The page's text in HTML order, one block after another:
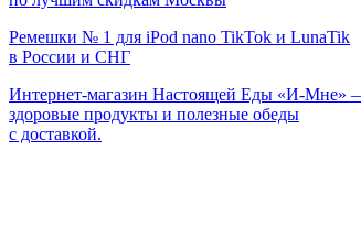
Ремешки № 1 для iPod nano TikTok и LunaTik
в России и СНГ
Интернет-магазин Настоящей Еды «И-Мне»
здоровые продукты и полезные обеды
с доставкой.